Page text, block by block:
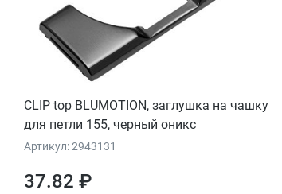
CLIP top BLUMOTION, заглушка на чашку
для петли 155, черный оникс
Артикул: 2943131
37.82 ₽